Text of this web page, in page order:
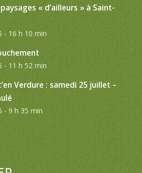
« d’ailleurs » à Saint-
- 16 h 10 min
- 11 h 52 min
Verdure : samedi 25 juillet –
- 9 h 35 min